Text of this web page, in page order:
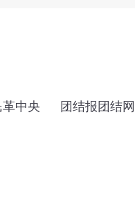
革中央 团结报团结网